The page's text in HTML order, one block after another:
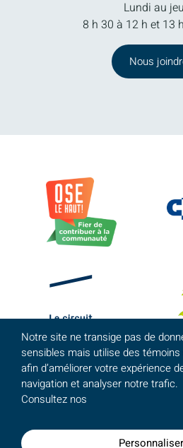
Lundi au
8 h 30 à 12 h et 13
Nous
Notre site ne transige pas de
sensibles mais utilise des témoins
afin d’améliorer votre expérience
navigation et analyser notre trafic.
Consultez nos
Personnaliser